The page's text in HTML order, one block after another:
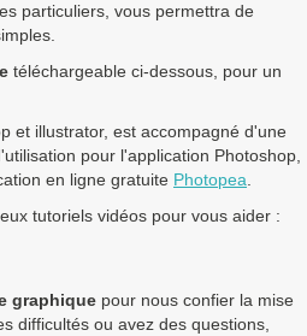
particuliers, vous permettra de
téléchargeable ci-dessous, pour un
et illustrator, est accompagné d'une
pour l'application Photoshop,
en ligne gratuite Photopea
tutoriels vidéos pour vous aider :
graphique pour nous confier la mise
difficultés ou avez des questions,